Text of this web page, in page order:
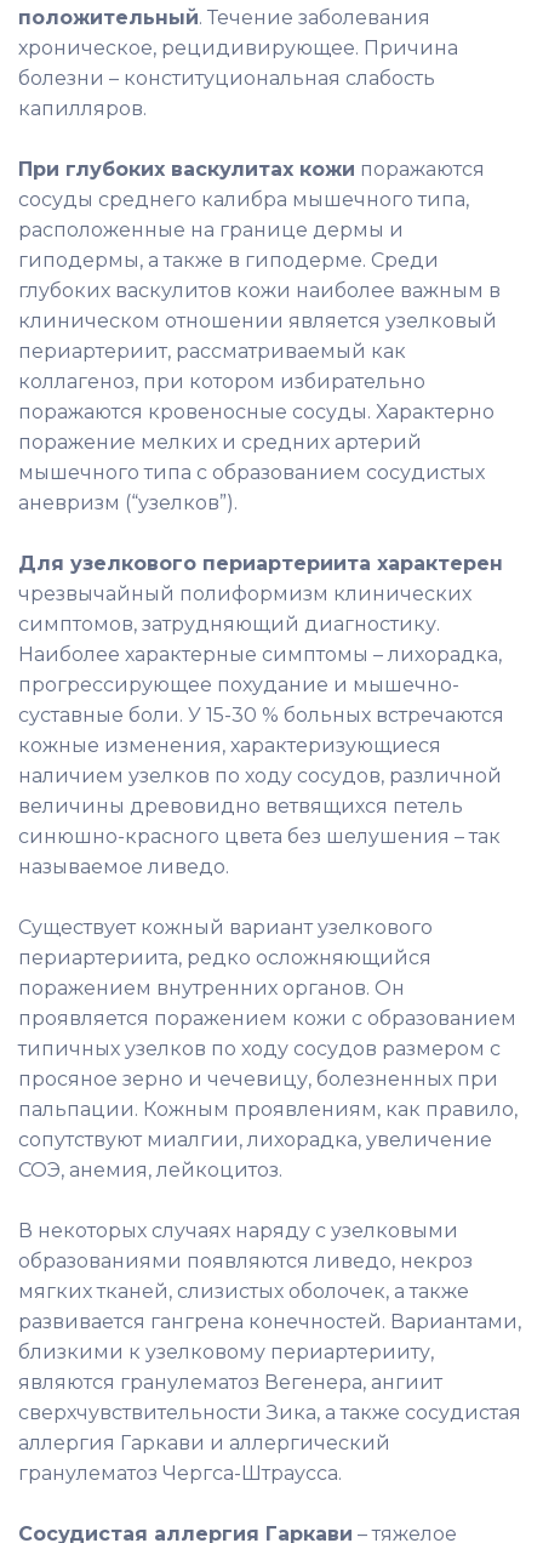
положительный. Течение заболевания
хроническое, рецидивирующее. Причина
болезни – конституциональная слабость
капилляров.
При глубоких васкулитах кожи поражаются
сосуды среднего калибра мышечного типа,
расположенные на границе дермы и
гиподермы, а также в гиподерме. Среди
глубоких васкулитов кожи наиболее важным в
клиническом отношении является узелковый
периартериит, рассматриваемый как
коллагеноз, при котором избирательно
поражаются кровеносные сосуды. Характерно
поражение мелких и средних артерий
мышечного типа с образованием сосудистых
аневризм (“узелков”).
Для узелкового периартериита характерен
чрезвычайный полиформизм клинических
симптомов, затрудняющий диагностику.
Наиболее характерные симптомы – лихорадка,
прогрессирующее похудание и мышечно-
суставные боли. У 15-30 % больных встречаются
кожные изменения, характеризующиеся
наличием узелков по ходу сосудов, различной
величины древовидно ветвящихся петель
синюшно-красного цвета без шелушения – так
называемое ливедо.
Существует кожный вариант узелкового
периартериита, редко осложняющийся
поражением внутренних органов. Он
проявляется поражением кожи с образованием
типичных узелков по ходу сосудов размером с
просяное зерно и чечевицу, болезненных при
пальпации. Кожным проявлениям, как правило,
сопутствуют миалгии, лихорадка, увеличение
СОЭ, анемия, лейкоцитоз.
В некоторых случаях наряду с узелковыми
образованиями появляются ливедо, некроз
мягких тканей, слизистых оболочек, а также
развивается гангрена конечностей. Вариантами,
близкими к узелковому периартерииту,
являются гранулематоз Вегенера, ангиит
сверхчувствительности Зика, а также сосудистая
аллергия Гаркави и аллергический
гранулематоз Чергса-Штраусса.
Сосудистая аллергия Гаркави – тяжелое